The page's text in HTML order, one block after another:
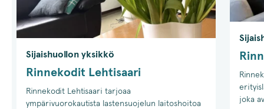
Sijaishuollon yksikkö
Rinnekodit Lehtisaari
Rinnekodit Lehtisaari tarjoaa
ympärivuorokautista lastensuojelun laitoshoitoa
joka